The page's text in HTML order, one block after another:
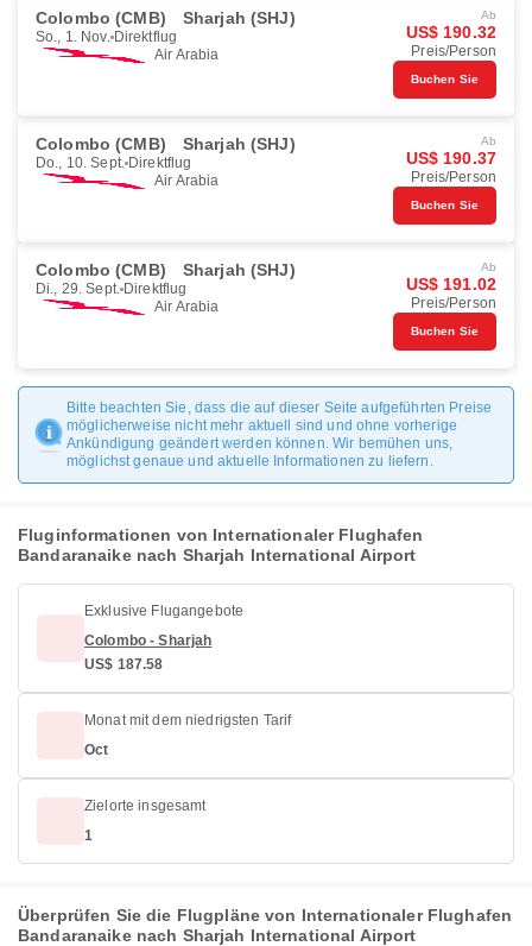
Colombo (CMB) Sharjah (SHJ)
So., 1. Nov. Direktflug
Air Arabia
Ab
US$ 190.32
Preis/Person
Buchen Sie
Colombo (CMB) Sharjah (SHJ)
Do., 10. Sept. Direktflug
Air Arabia
Ab
US$ 190.37
Preis/Person
Buchen Sie
Colombo (CMB) Sharjah (SHJ)
Di., 29. Sept. Direktflug
Air Arabia
Ab
US$ 191.02
Preis/Person
Buchen Sie
Bitte beachten Sie, dass die auf dieser Seite aufgeführten Preise
möglicherweise nicht mehr aktuell sind und ohne vorherige
Ankündigung geändert werden können. Wir bemühen uns,
möglichst genaue und aktuelle Informationen zu liefern.
Fluginformationen von Internationaler Flughafen
Bandaranaike nach Sharjah International Airport
Exklusive Flugangebote
Colombo - Sharjah
US$ 187.58
Monat mit dem niedrigsten Tarif
Oct
Zielorte insgesamt
1
Überprüfen Sie die Flugpläne von Internationaler Flughafen
Bandaranaike nach Sharjah International Airport